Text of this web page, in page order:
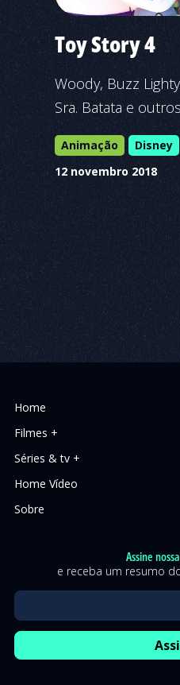
Toy Story 4
Woody, Buzz
Sra. Batata e
Animação Disney
12 novembro 2018
Home
Filmes +
Séries & tv +
Home Vídeo
Sobre
Assine
e receba um resumo